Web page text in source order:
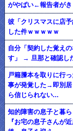
がやばい←報告者がき
彼「クリスマスに店
した件ｗｗｗｗｗ
自分「契約した覚え
す」 → 旦那と確認し
戸籍謄本を取りに行
事が発覚した→即別居
ら信じられない...
知的障害の息子と暮
『お宅の息子さんが